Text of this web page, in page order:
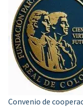
Convenio de